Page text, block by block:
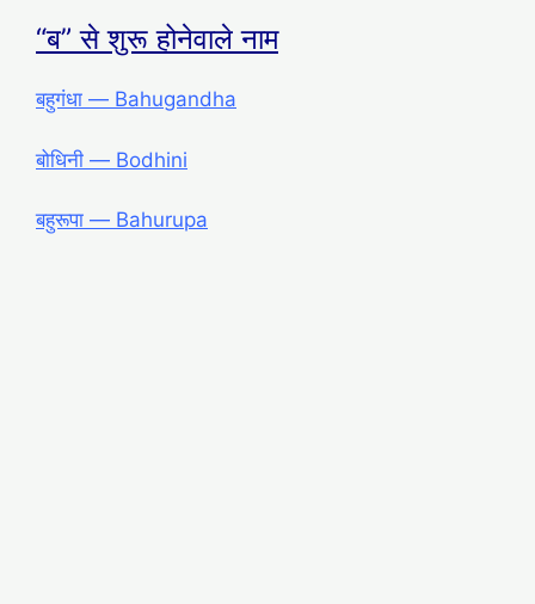
“ब” से शुरू होनेवाले नाम
बहुगंधा ― Bahugandha
बोधिनी ― Bodhini
बहुरूपा ― Bahurupa